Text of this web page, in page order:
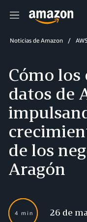
Menú
Noticias de Amazon
Cómo los
datos de
de los
Aragón
4 min 26 de